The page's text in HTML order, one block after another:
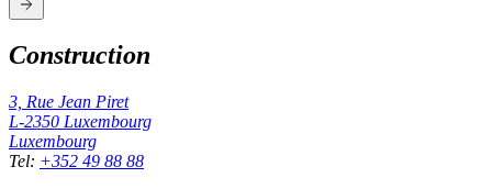
Construction
3, Rue Jean Piret
L-2350 Luxembourg
Luxembourg
Tel: +352 49 88 88